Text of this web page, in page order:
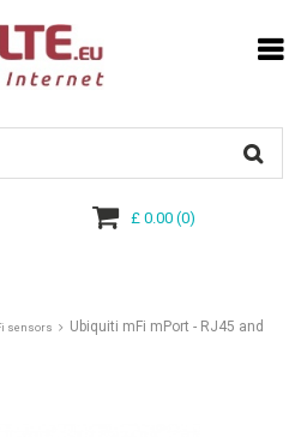
£ 0.00(0)
sensors
Ubiquiti mFi mPort - RJ45 and